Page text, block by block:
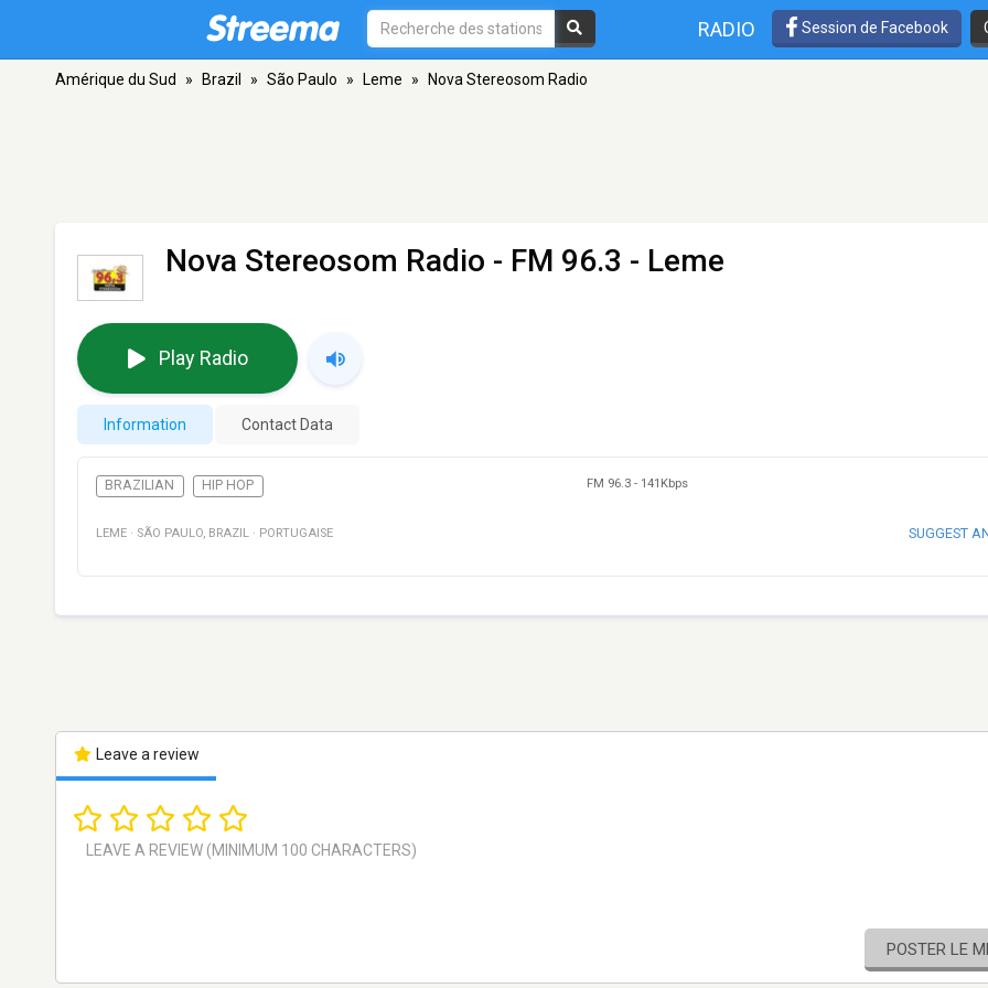
RADIO Session de Facebook
Amérique du Sud » Brazil » São Paulo » Leme » Nova Stereosom Radio
Nova Stereosom Radio - FM 96.3 - Leme
Play Radio
Information Contact Data
BRAZILIAN HIP HOP FM 96.3 - 141Kbps
LEME · SÃO PAULO, BRAZIL · PORTUGAISE SUGGEST
Leave a review
POSTER LE